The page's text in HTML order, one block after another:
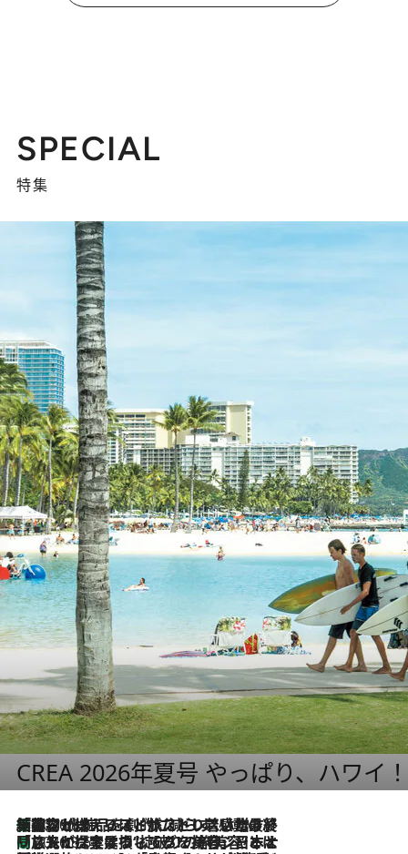
SPECIAL
特集
CREA 2026年夏号 やっぱり、ハワイ
2026.8.6
「荷物が増えるほど旅ストレスは増す」美容ジャーナリストがたどり着いた最終結論。“化粧品を劇的に減らす”感動の凝縮美容とは
2026.8.6
「旅先には金髪ウィッグを持参」日本と同じメイクでは損してる!? 美容ジャーナリストが提案する“掟破りの旅美容”とは